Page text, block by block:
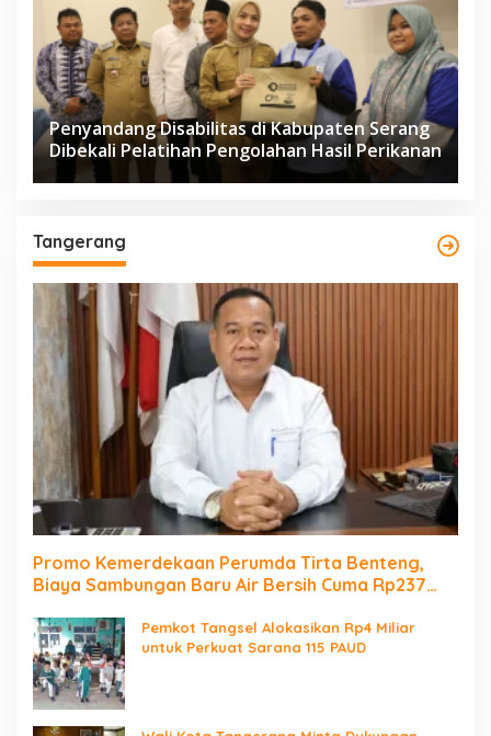
Penyandang Disabilitas di Kabupaten Serang
Dibekali Pelatihan Pengolahan Hasil Perikanan
Tangerang
Promo Kemerdekaan Perumda Tirta Benteng,
Biaya Sambungan Baru Air Bersih Cuma Rp237
Pemkot Tangsel Alokasikan Rp4 Miliar
untuk Perkuat Sarana 115 PAUD